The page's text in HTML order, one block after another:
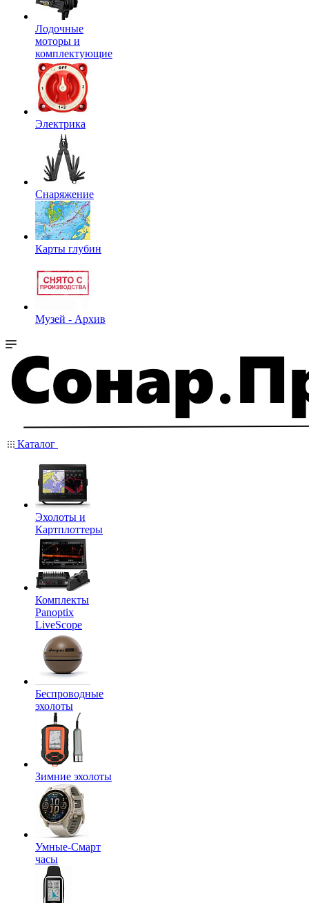
Лодочные
моторы и
комплектующие
Электрика
Снаряжение
Карты глубин
Музей - Архив
Каталог
Эхолоты и
Картплоттеры
Комплекты
Panoptix
LiveScope
Беспроводные
эхолоты
Зимние эхолоты
Умные-Смарт
часы